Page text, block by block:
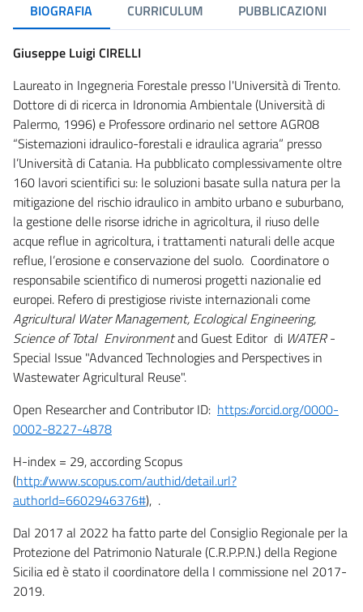
BIOGRAFIA CURRICULUM PUBBLICAZIONI
Giuseppe Luigi CIRELLI
Laureato in Ingegneria Forestale presso l'Università di Trento.
Dottore di di ricerca in Idronomia Ambientale (Università di
Palermo, 1996) e Professore ordinario nel settore AGR08
“Sistemazioni idraulico-forestali e idraulica agraria” presso
l’Università di Catania. Ha pubblicato complessivamente oltre
160 lavori scientifici su: le soluzioni basate sulla natura per la
mitigazione del rischio idraulico in ambito urbano e suburbano,
la gestione delle risorse idriche in agricoltura, il riuso delle
acque reflue in agricoltura, i trattamenti naturali delle acque
reflue, l’erosione e conservazione del suolo. Coordinatore o
responsabile scientifico di numerosi progetti nazionalie ed
europei. Refero di prestigiose riviste internazionali come
Agricultural Water Management, Ecological Engineering,
Science of Total Environmentand Guest Editor di WATER-
Special Issue "Advanced Technologies and Perspectives in
Wastewater Agricultural Reuse".
Open Researcher and Contributor ID: https://orcid.org/0000-
0002-8227-4878
H-index = 29, according Scopus
(http://www.scopus.com/authid/detail.url?
authorId=6602946376#), .
Dal 2017 al 2022 ha fatto parte del Consiglio Regionale per la
Protezione del Patrimonio Naturale (C.R.P.P.N.) della Regione
Sicilia ed è stato il coordinatore della I commissione nel 2017-
2019.